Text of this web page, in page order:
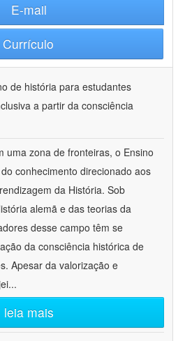
E-mail
Currículo
de história para estudantes
a partir da consciência
uma zona de fronteiras, o Ensino
conhecimento direcionado aos
da História. Sob
alemã e das teorias da
desse campo têm se
da consciência histórica de
Apesar da valorização e
...
leia mais